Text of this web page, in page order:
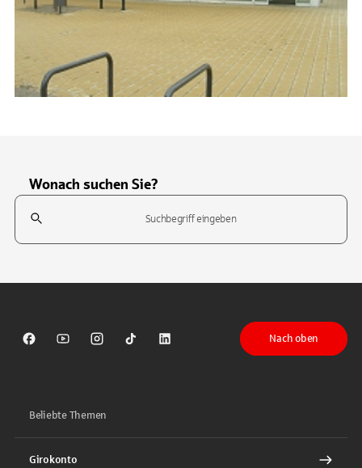
Wonach suchen Sie?
Suchfeld
Sparkasse auf Facebook
Sparkasse auf Youtube
Sparkasse auf Instagram
Sparkasse auf TikTok
Sparkasse auf LinkedIn
Nach oben
Beliebte Themen
Girokonto